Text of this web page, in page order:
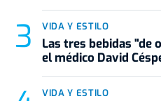
VIDA Y ESTILO
Las tres bebidas "de
el médico David
VIDA Y ESTILO